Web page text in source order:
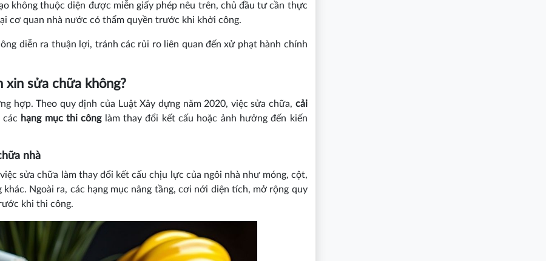
không thuộc diện được miễn giấy phép nêu trên, chủ đầu tư cần thực
cơ quan nhà nước có thẩm quyền trước khi khởi công.
diễn ra thuận lợi, tránh các rủi ro liên quan đến xử phạt hành chính
xin sửa chữa không?
hợp. Theo quy định của Luật Xây dựng năm 2020, việc sửa chữa, cải
hạng mục thi cônglàm thay đổi kết cấu hoặc ảnh hưởng đến kiến
nhà
sửa chữa làm thay đổi kết cấu chịu lực của ngôi nhà như móng, cột,
Ngoài ra, các hạng mục nâng tầng, cơi nới diện tích, mở rộng quy
khi thi công.